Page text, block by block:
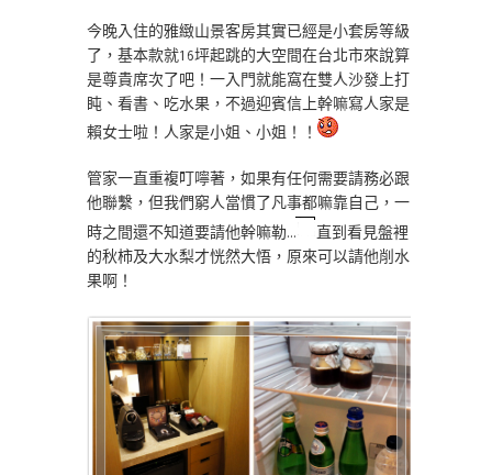
今晚入住的雅緻山景客房其實已經是小套房等級
了，基本款就16坪起跳的大空間在台北市來說算
是尊貴席次了吧！一入門就能窩在雙人沙發上打
盹、看書、吃水果，不過迎賓信上幹嘛寫人家是
賴女士啦！人家是小姐、小姐！！
管家一直重複叮嚀著，如果有任何需要請務必跟
他聯繫，但我們窮人當慣了凡事都嘛靠自己，一
時之間還不知道要請他幹嘛勒…
直到看見盤裡
的秋柿及大水梨才恍然大悟，原來可以請他削水
果啊！